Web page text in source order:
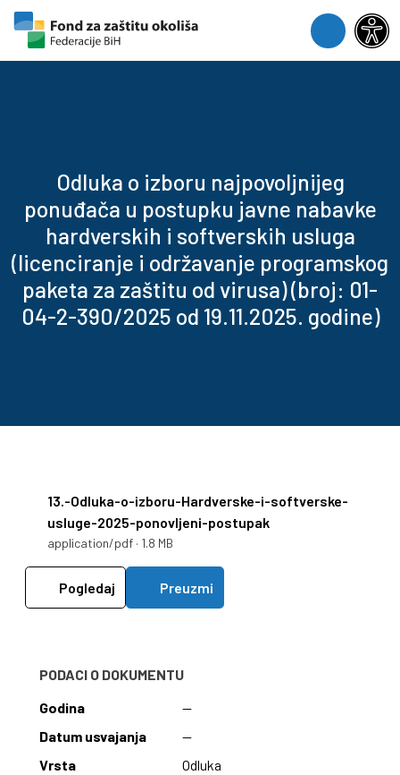
Skip to content
Skip to footer
Menu
Odluka o izboru najpovoljnijeg
ponuđača u postupku javne nabavke
hardverskih i softverskih usluga
(licenciranje i održavanje programskog
paketa za zaštitu od virusa) (broj: 01-
04-2-390/2025 od 19.11.2025. godine)
13.-Odluka-o-izboru-Hardverske-i-softverske-
usluge-2025-ponovljeni-postupak
application/pdf · 1.8 MB
Pogledaj Preuzmi
PODACI O DOKUMENTU
Godina
—
Datum usvajanja
—
Vrsta
Odluka